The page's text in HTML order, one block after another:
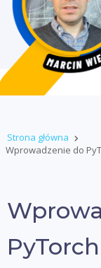
Strona główna
Wprowadzenie do